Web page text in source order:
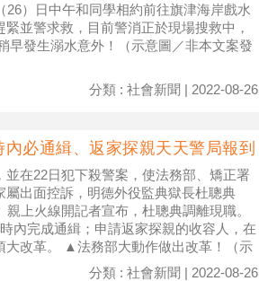
）日中午和同學相約前往旗津海岸戲水
並警求救，目前警消正於現場搜救中，
發生溺水意外！（示意圖／非本文案發
分類 : 社會新聞 | 2022-08-26
必通緝、返家探親天天警局報到
在22日犯下殺警案，使法務部、矯正署
出面控訴，明德外役監典獄長杜聰典
上火線開記者宣布，杜聰典調離現職。
內完成通緝；申請返家探親的收容人，在
大改革。 ▲法務部大動作做出改革！（示
分類 : 社會新聞 | 2022-08-26